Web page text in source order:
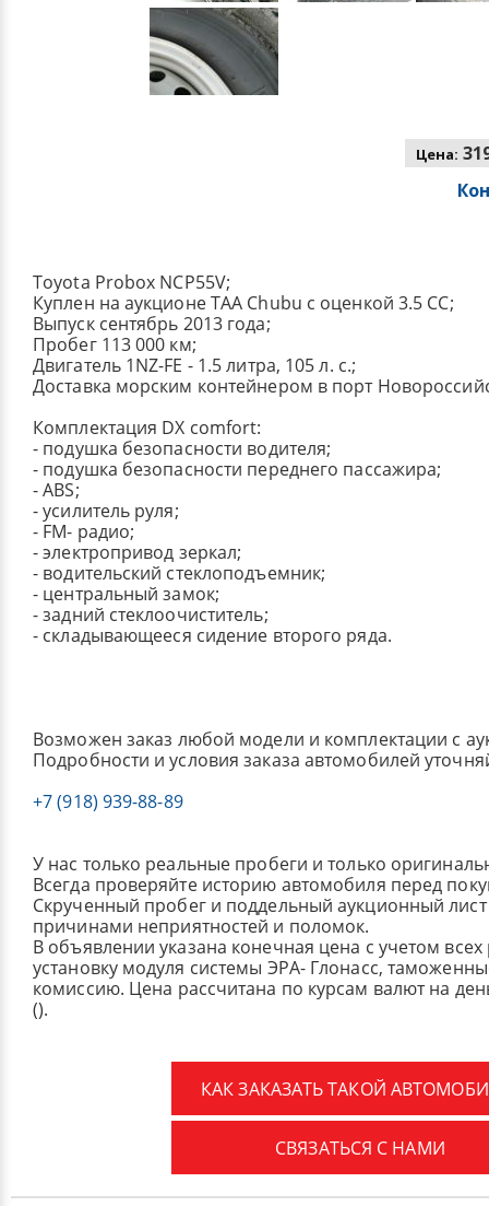
Цена:
Toyota Probox NCP55V;
Куплен на аукционе TAA Chubu с оценкой 3.5 СС;
Выпуск сентябрь 2013 года;
Пробег 113 000 км;
Двигатель 1NZ-FE - 1.5 литра, 105 л. с.;
Доставка морским контейнером в порт
Комплектация DХ comfort:
- подушка безопасности водителя;
- подушка безопасности переднего пассажира;
- ABS;
- усилитель руля;
- FM- радио;
- электропривод зеркал;
- водительский стеклоподъемник;
- центральный замок;
- задний стеклоочиститель;
- складывающееся сидение второго ряда.
Возможен заказ любой модели и комплектации с
Подробности и условия заказа автомобилей
+7 (918) 939-88-89
У нас только реальные пробеги и только
Всегда проверяйте историю автомобиля перед
Скрученный пробег и поддельный аукционный лист
причинами неприятностей и поломок.
В объявлении указана конечная цена с учетом
установку модуля системы ЭРА- Глонасс,
комиссию. Цена рассчитана по курсам валют на
().
КАК ЗАКАЗАТЬ ТАКОЙ
СВЯЗАТЬСЯ С НАМИ